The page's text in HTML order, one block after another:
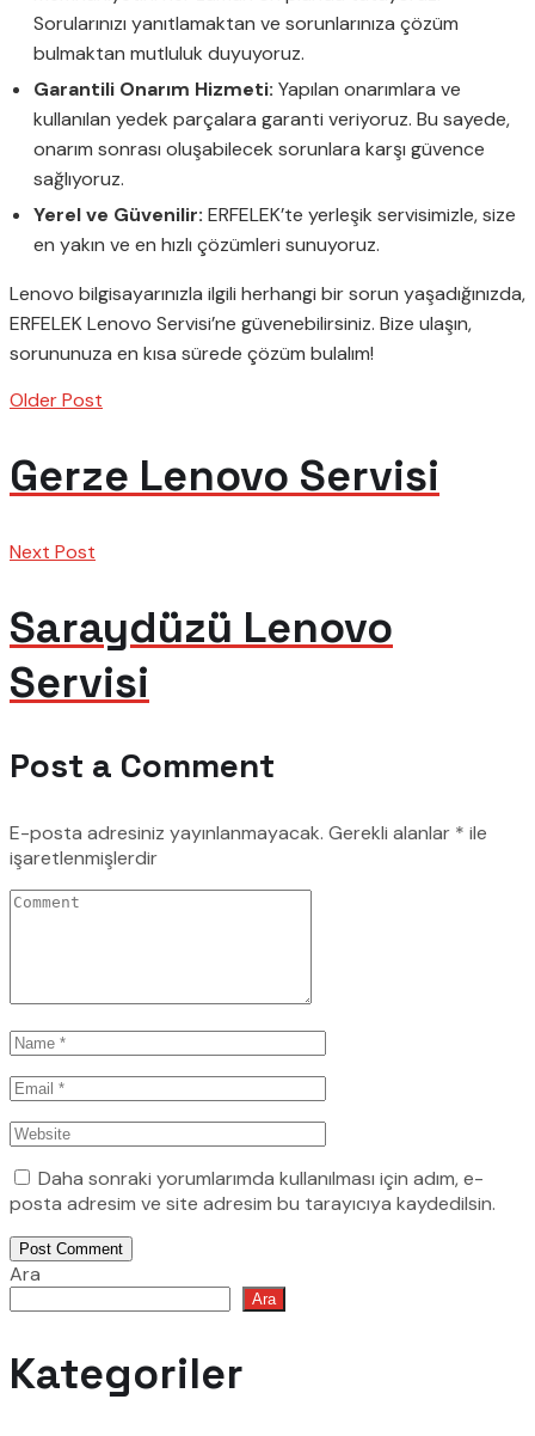
Sorularınızı yanıtlamaktan ve sorunlarınıza çözüm
bulmaktan mutluluk duyuyoruz.
Garantili Onarım Hizmeti: Yapılan onarımlara ve
kullanılan yedek parçalara garanti veriyoruz. Bu sayede,
onarım sonrası oluşabilecek sorunlara karşı güvence
sağlıyoruz.
Yerel ve Güvenilir: ERFELEK’te yerleşik servisimizle, size
en yakın ve en hızlı çözümleri sunuyoruz.
Lenovo bilgisayarınızla ilgili herhangi bir sorun yaşadığınızda,
ERFELEK Lenovo Servisi’ne güvenebilirsiniz. Bize ulaşın,
sorununuza en kısa sürede çözüm bulalım!
Older Post
Gerze Lenovo Servisi
Next Post
Saraydüzü Lenovo
Servisi
Post a Comment
E-posta adresiniz yayınlanmayacak. Gerekli alanlar * ile
işaretlenmişlerdir
Daha sonraki yorumlarımda kullanılması için adım, e-
posta adresim ve site adresim bu tarayıcıya kaydedilsin.
Post Comment
Ara
Ara
Kategoriler